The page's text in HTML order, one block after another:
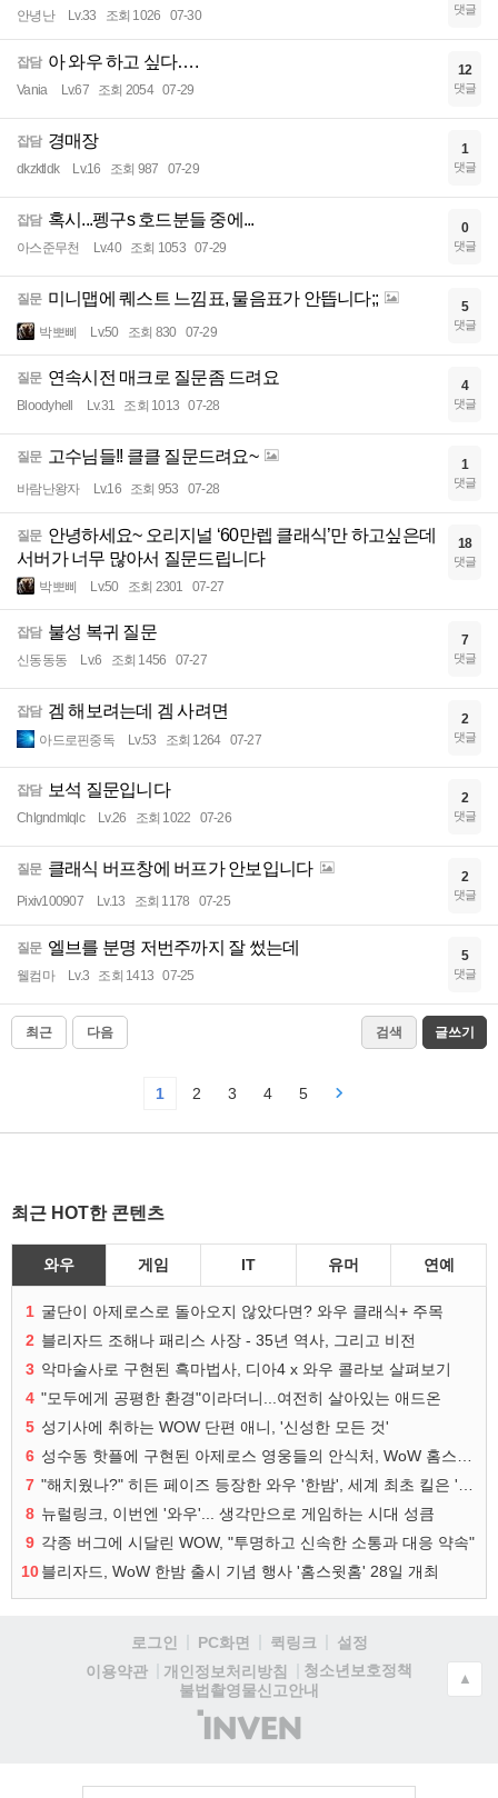
안녕난 Lv.33 조회 1026 07-30 댓글
잡담 아 와우 하고 싶다….
Vania Lv.67 조회 2054 07-29
12
댓글
잡담 경매장
dkzktldk Lv.16 조회 987 07-29
1
댓글
잡담 혹시...펭구s 호드분들 중에...
아스준무천 Lv.40 조회 1053 07-29
0
댓글
질문 미니맵에 퀘스트 느낌표, 물음표가 안뜹니다;;
박뽀삐 Lv.50 조회 830 07-29
5
댓글
질문 연속시전 매크로 질문좀 드려요
Bloodyhell Lv.31 조회 1013 07-28
4
댓글
질문 고수님들!! 클클 질문드려요~
바람난왕자 Lv.16 조회 953 07-28
1
댓글
질문 안녕하세요~ 오리지널 ‘60만렙 클래식’만 하고싶은데
서버가 너무 많아서 질문드립니다
박뽀삐 Lv.50 조회 2301 07-27
18
댓글
잡담 불성 복귀 질문
신동동동 Lv.6 조회 1456 07-27
7
댓글
잡담 겜 해보려는데 겜 사려면
아드로핀중독 Lv.53 조회 1264 07-27
2
댓글
잡담 보석 질문입니다
Chlgndmlqlc Lv.26 조회 1022 07-26
2
댓글
질문 클래식 버프창에 버프가 안보입니다
Pixiv100907 Lv.13 조회 1178 07-25
2
댓글
질문 엘브를 분명 저번주까지 잘 썼는데
웰컴마 Lv.3 조회 1413 07-25
5
댓글
최근 다음 검색 글쓰기
1 2 3 4 5
최근 HOT한 콘텐츠
와우 게임 IT 유머 연예
1 굴단이 아제로스로 돌아오지 않았다면? 와우 클래식+ 주목
2 블리자드 조해나 패리스 사장 - 35년 역사, 그리고 비전
3 악마술사로 구현된 흑마법사, 디아4 x 와우 콜라보 살펴보기
4 "모두에게 공평한 환경"이라더니...여전히 살아있는 애드온
5 성기사에 취하는 WOW 단편 애니, '신성한 모든 것'
6
7
8 뉴럴링크, 이번엔 '와우'... 생각만으로 게임하는 시대 성큼
9 각종 버그에 시달린 WOW, "투명하고 신속한 소통과 대응 약속"
10블리자드, WoW 한밤 출시 기념 행사 '홈스윗홈' 28일 개최
로그인 PC화면 퀵링크
설정
이용약관
개인정보처리방침
청소년보호정책
불법촬영물신고안내
(주)
인
▲